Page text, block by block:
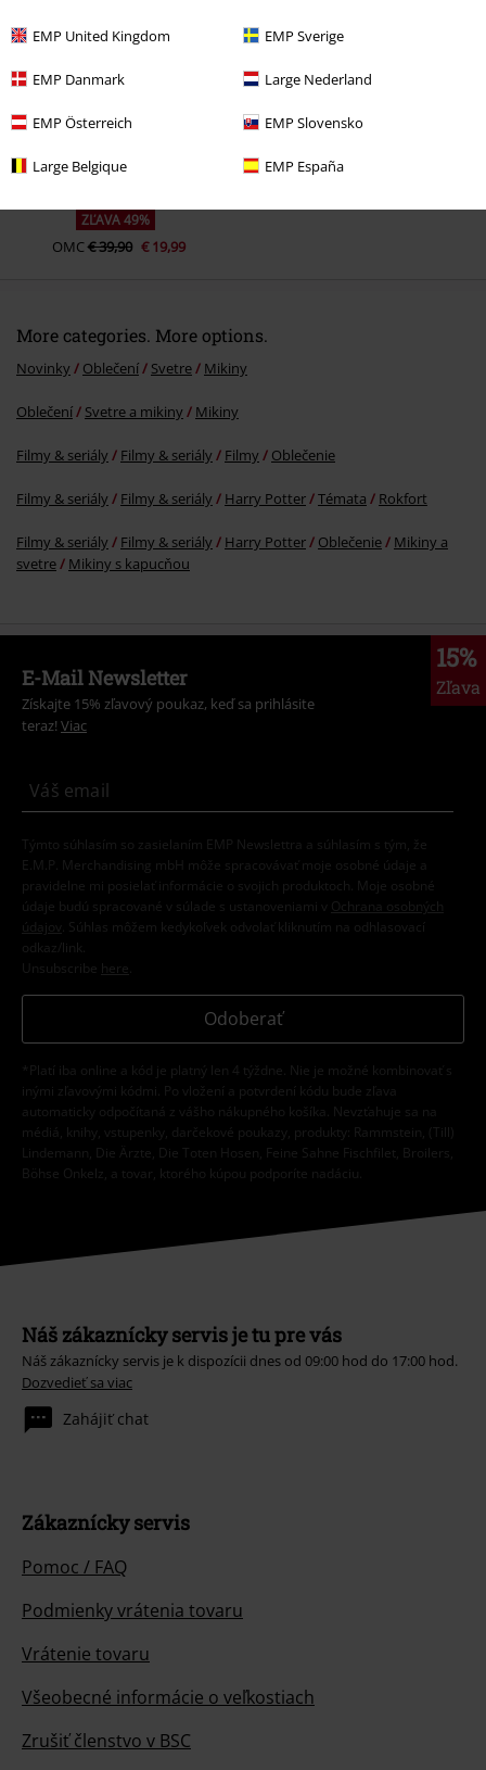
EMP United Kingdom EMP Sverige
EMP Danmark Large Nederland
EMP Österreich EMP Slovensko
Large Belgique EMP España
ZĽAVA 49%
OMC€ 39,90 € 19,99
More categories. More options.
Novinky Oblečení Svetre Mikiny
Oblečení Svetre a mikiny Mikiny
Filmy & seriály Filmy & seriály Filmy Oblečenie
Filmy & seriály Filmy & seriály Harry Potter Témata Rokfort
Filmy & seriály Filmy & seriály Harry Potter Oblečenie
Mikiny a
svetre
Mikiny s kapucňou
15%
Zľava
E-Mail Newsletter
Získajte 15% zľavový poukaz, keď sa prihlásite
teraz! Viac
Týmto súhlasím so zasielaním EMP Newslettra a súhlasím s tým, že
E.M.P. Merchandising mbH môže spracovávať moje osobné údaje a
pravidelne mi posielať informácie o svojich produktoch. Moje osobné
údaje budú spracované v súlade s ustanoveniami v
Ochrana osobných
údajov
. Súhlas môžem kedykoľvek odvolať kliknutím na odhlasovací
odkaz/link.
Unsubscribe here
Odoberať
*Platí iba online a kód je platný len 4 týždne. Nie je možné kombinovať s
inými zľavovými kódmi. Po vložení a potvrdení kódu bude zľava
automaticky odpočítaná z vášho nákupného košíka. Nevzťahuje sa na
médiá, knihy, vstupenky, darčekové poukazy, produkty: Rammstein, (Till)
Lindemann, Die Ärzte, Die Toten Hosen, Feine Sahne Fischfilet, Broilers,
Böhse Onkelz, a tovar, ktorého kúpou podporíte nadáciu.
Náš zákaznícky servis je tu pre vás
Náš zákaznícky servis je k dispozícii dnes od 09:00 hod do 17:00 hod.
Dozvedieť sa viac
Zahájiť chat
Zákaznícky servis
Pomoc / FAQ
Podmienky vrátenia tovaru
Vrátenie tovaru
Všeobecné informácie o veľkostiach
Zrušiť členstvo v BSC